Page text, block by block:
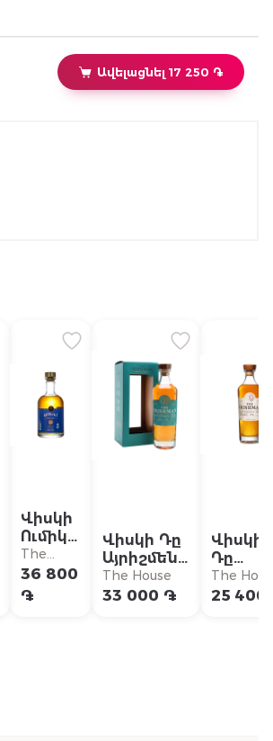
Ավելացնել 17 250 ֏
Վիսկի
Ումիկի,
Օկեան
Ֆյուզդ
The
House
36 800
֏
Վիսկի Դը
Այրիշմեն
Քըրիբիան
քասկ
The House
33 000 ֏
Վիսկի
Դը
Դը
The
25 400